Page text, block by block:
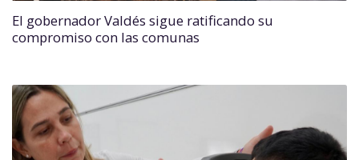
El gobernador Valdés sigue ratificando su
compromiso con las comunas